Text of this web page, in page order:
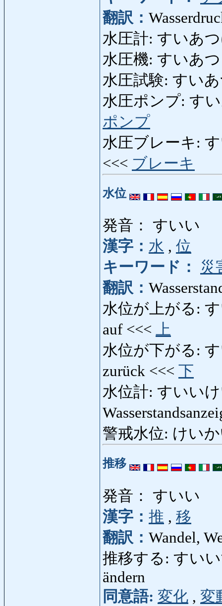
翻訳：
水圧計: すいあつ
水圧機: すいあつ
水圧試験: すいあ
水圧ポンプ: す
ポンプ
水圧ブレーキ:
<<< ブレーキ
水位
発音： すいい
漢字： 水 , 位
キーワード：
災
翻訳：
水位が上がる: す
auf <<< 上
水位が下がる: す
zurück <<< 下
水位計: すいいけ
警戒水位: けいか
推移
発音： すいい
漢字： 推 , 移
翻訳： Wandel,
推移する: すいい
ändern
同意語: 変化 , 変